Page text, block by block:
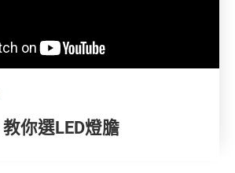
你選LED燈膽